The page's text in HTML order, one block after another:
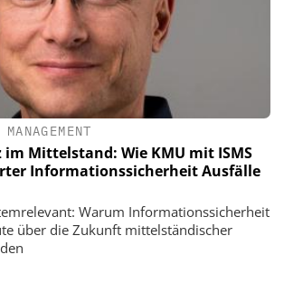
MANAGEMENT
im Mittelstand: Wie KMU mit ISMS
Informationssicherheit Ausfälle
Warum Informationssicherheit
über die Zukunft mittelständischer